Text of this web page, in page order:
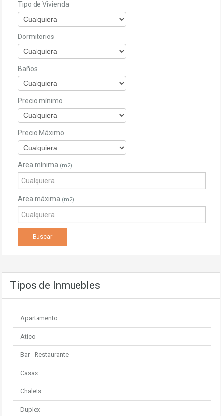
Tipo de Vivienda
Dormitorios
Baños
Precio mínimo
Precio Máximo
Area mínima (m2)
Area máxima (m2)
Tipos de Inmuebles
Apartamento
Atico
Bar - Restaurante
Casas
Chalets
Duplex